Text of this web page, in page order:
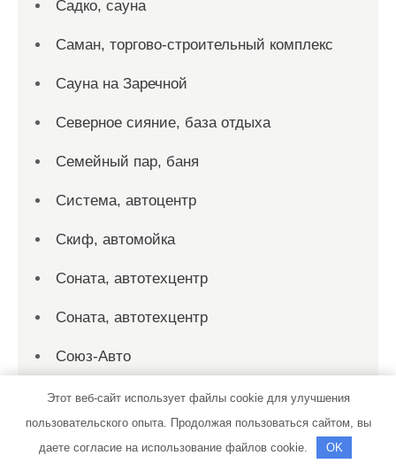
Садко, сауна
Саман, торгово-строительный комплекс
Сауна на Заречной
Северное сияние, база отдыха
Семейный пар, баня
Система, автоцентр
Скиф, автомойка
Соната, автотехцентр
Соната, автотехцентр
Союз-Авто
Спорт-Сервис, спортивно-
оздоровительный центр
Этот веб-сайт использует файлы cookie для улучшения
пользовательского опыта. Продолжая пользоваться сайтом, вы
даете согласие на использование файлов cookie.
OK